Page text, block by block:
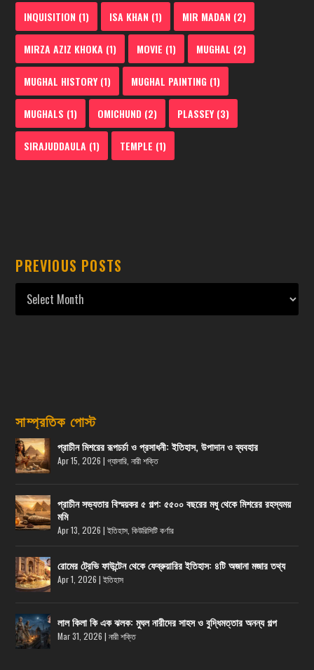
INQUISITION (1) ISA KHAN (1) MIR MADAN (2)
MIRZA AZIZ KHOKA (1) MOVIE (1) MUGHAL (2)
MUGHAL HISTORY(1) MUGHAL PAINTING (1)
MUGHALS (1) OMICHUND (2) PLASSEY(3)
SIRAJUDDAULA (1) TEMPLE (1)
PREVIOUS POSTS
সাম্প্রতিক পোস্ট
প্রাচীন মিশরের রূপচর্চা ও প্রসাধনী: ইতিহাস, উপাদান ও ব্যবহার
Apr 15, 2026 |গ্যালারি ,নারী শক্তি
প্রাচীন সভ্যতার বিস্ময়কর ৫ গল্প: ৫৫০০ বছরের মধু থেকে মিশরের রহস্যময়
মমি
Apr 13, 2026 |ইতিহাস ,কিউরিসিটি কর্ণার
রোমের ট্রেভি ফাউন্টেন থেকে ফেব্রুয়ারির ইতিহাস: ৪টি অজানা মজার তথ্য
Apr 1, 2026 |ইতিহাস
লাল কিলা কি এক ঝলক: মুঘল নারীদের সাহস ও বুদ্ধিমত্তার অনন্য গল্প
Mar 31, 2026 |নারী শক্তি